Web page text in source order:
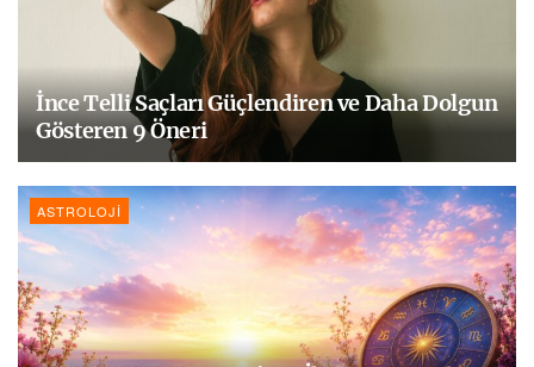
İnce Telli Saçları Güçlendiren ve Daha Dolgun
Gösteren 9 Öneri
ASTROLOJI